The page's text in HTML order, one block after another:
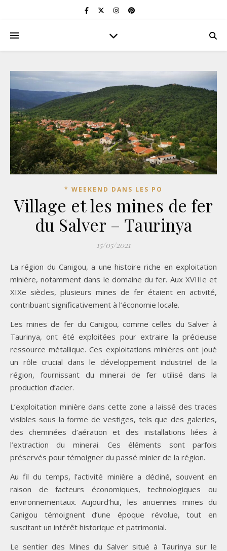
* WEEKEND DANS LES PO
Village et les mines de fer
du Salver – Taurinya
15/05/2021
La région du Canigou, a une histoire riche en exploitation
minière, notamment dans le domaine du fer. Aux XVIIIe et
XIXe siècles, plusieurs mines de fer étaient en activité,
contribuant significativement à l’économie locale.
Les mines de fer du Canigou, comme celles du Salver à
Taurinya, ont été exploitées pour extraire la précieuse
ressource métallique. Ces exploitations minières ont joué
un rôle crucial dans le développement industriel de la
région, fournissant du minerai de fer utilisé dans la
production d’acier.
L’exploitation minière dans cette zone a laissé des traces
visibles sous la forme de vestiges, tels que des galeries,
des cheminées d’aération et des installations liées à
l’extraction du minerai. Ces éléments sont parfois
préservés pour témoigner du passé minier de la région.
Au fil du temps, l’activité minière a décliné, souvent en
raison de facteurs économiques, technologiques ou
environnementaux. Aujourd’hui, les anciennes mines du
Canigou témoignent d’une époque révolue, tout en
suscitant un intérêt historique et patrimonial.
Le sentier des Mines du Salver situé à Taurinya sur le